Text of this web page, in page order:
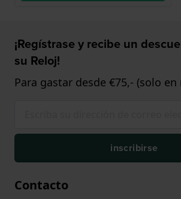
¡Regístrase y recibe un
su Reloj!
Para gastar desde €75,- (solo en
inscribirse
Contacto